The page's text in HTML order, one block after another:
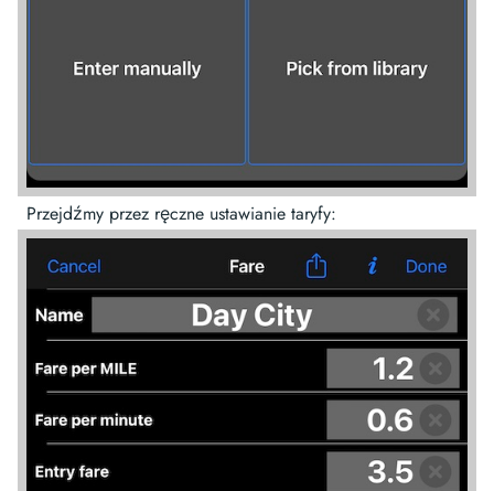
Przejdźmy przez ręczne ustawianie taryfy: